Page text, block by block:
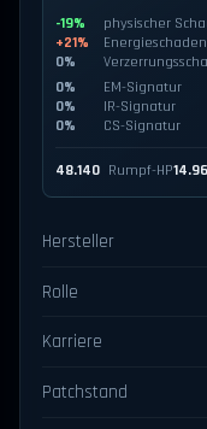
-19%
physischer
+21%
Energieschaden
0%
0%
EM-Signatur
0%
IR-Signatur
0%
CS-Signatur
48.140 Rumpf-HP
Hersteller
Rolle
Karriere
Patchstand